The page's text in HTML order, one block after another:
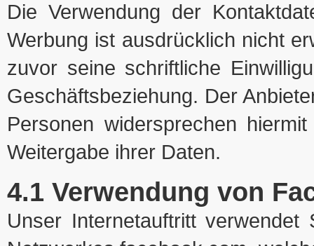
Die Verwendung der
Werbung ist ausdrücklich nicht
zuvor seine schriftliche
Geschäftsbeziehung. Der
Personen widersprechen
Weitergabe ihrer Daten.
4.1 Ver­wen­dung von
Unser Inter­net­auf­tritt ver­wen­det